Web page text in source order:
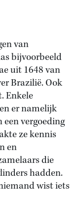
van
bijvoorbeeld
uit 1648 van
Brazilië. Ook
Enkele
er namelijk
vergoeding
ze kennis
en
die
hadden.
wist iets